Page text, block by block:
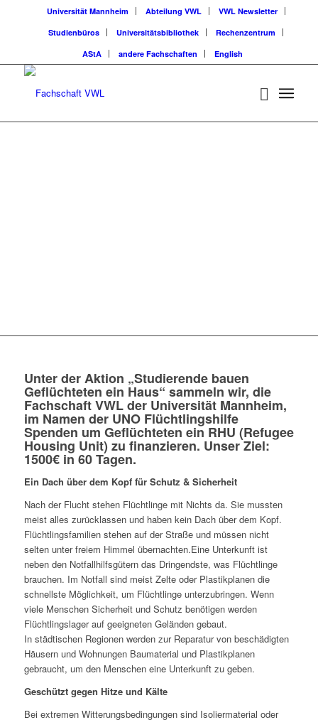
Universität Mannheim Abteilung VWL
VWL Newsletter
Studienbüros
Universitätsbibliothek
Rechenzentrum
AStA
andere Fachschaften English
Unter der Aktion „Studierende bauen
Geflüchteten ein Haus“ sammeln wir, die
Fachschaft VWL der Universität Mannheim,
im Namen der UNO Flüchtlingshilfe
Spenden um Geflüchteten ein RHU (Refugee
Housing Unit) zu finanzieren. Unser Ziel:
1500€ in 60 Tagen.
Ein Dach über dem Kopf für Schutz & Sicherheit
Nach der Flucht stehen Flüchtlinge mit Nichts da. Sie mussten
meist alles zurücklassen und haben kein Dach über dem Kopf.
Flüchtlingsfamilien stehen auf der Straße und müssen nicht
selten unter freiem Himmel übernachten.Eine Unterkunft ist
neben den Notfallhilfsgütern das Dringendste, was Flüchtlinge
brauchen. Im Notfall sind meist Zelte oder Plastikplanen die
schnellste Möglichkeit, um Flüchtlinge unterzubringen. Wenn
viele Menschen Sicherheit und Schutz benötigen werden
Flüchtlingslager auf geeigneten Geländen gebaut.
In städtischen Regionen werden zur Reparatur von beschädigten
Häusern und Wohnungen Baumaterial und Plastikplanen
gebraucht, um den Menschen eine Unterkunft zu geben.
Geschützt gegen Hitze und Kälte
Bei extremen Witterungsbedingungen sind Isoliermaterial oder